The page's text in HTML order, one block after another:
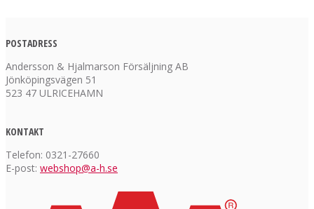
POSTADRESS
Andersson & Hjalmarson Försäljning AB
Jönköpingsvägen 51
523 47 ULRICEHAMN
KONTAKT
Telefon: 0321-27660
E-post: webshop@a-h.se